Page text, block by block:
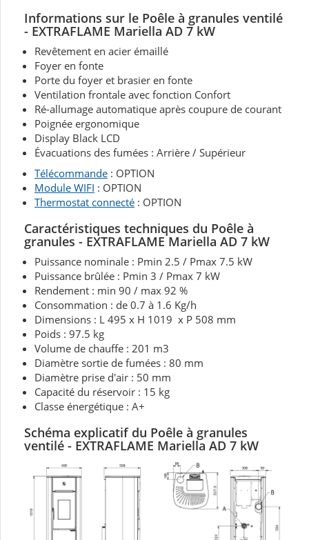
Informations sur le Poêle à granules ventilé
- EXTRAFLAME Mariella AD 7 kW
Revêtement en acier émaillé
Foyer en fonte
Porte du foyer et brasier en fonte
Ventilation frontale avec fonction Confort
Ré-allumage automatique après coupure de courant
Poignée ergonomique
Display Black LCD
Évacuations des fumées : Arrière / Supérieur
Télécommande : OPTION
Module WIFI : OPTION
Thermostat connecté : OPTION
Caractéristiques techniques du Poêle à
granules - EXTRAFLAME Mariella AD 7 kW
Puissance nominale : Pmin 2.5 / Pmax 7.5 kW
Puissance brûlée : Pmin 3 / Pmax 7 kW
Rendement : min 90 / max 92 %
Consommation : de 0.7 à 1.6 Kg/h
Dimensions : L 495 x H 1019 x P 508 mm
Poids : 97.5 kg
Volume de chauffe : 201 m3
Diamètre sortie de fumées : 80 mm
Diamètre prise d'air : 50 mm
Capacité du réservoir : 15 kg
Classe énergétique : A+
Schéma explicatif du Poêle à granules
ventilé - EXTRAFLAME Mariella AD 7 kW